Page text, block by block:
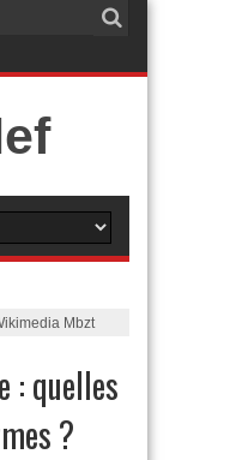
Mbzt
: quelles
?